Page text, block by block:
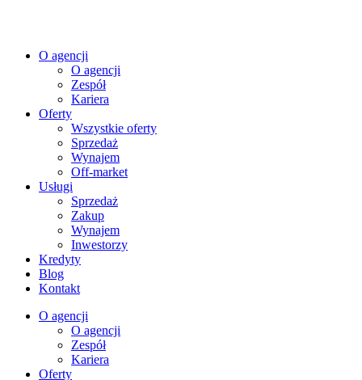
O agencji
O agencji
Zespół
Kariera
Oferty
Wszystkie oferty
Sprzedaż
Wynajem
Off-market
Usługi
Sprzedaż
Zakup
Wynajem
Inwestorzy
Kredyty
Blog
Kontakt
O agencji
O agencji
Zespół
Kariera
Oferty